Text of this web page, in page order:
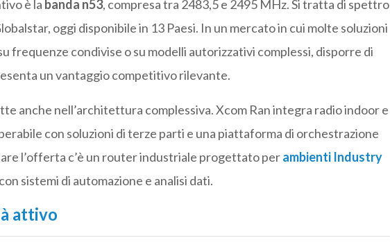
è la banda n53, compresa tra 2483,5 e 2495 MHz. Si tratta di spettro
oggi disponibile in 13 Paesi. In un mercato in cui molte soluzioni
frequenze condivise o su modelli autorizzativi complessi, disporre di
un vantaggio competitivo rilevante.
anche nell’architettura complessiva. Xcom Ran integra radio indoor e
con soluzioni di terze parti e una piattaforma di orchestrazione
l’offerta c’è un router industriale progettato perambienti Industry
sistemi di automazione e analisi dati.
attivo